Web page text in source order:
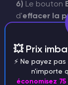
6) Le bouton
d'effacer la
(crafting), et
automatique
choix.
💥 Prix
⚡️ Ne payez
n'importe
économisez